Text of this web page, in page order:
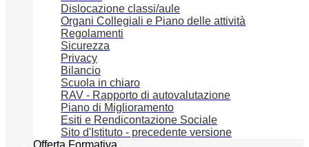
Dislocazione classi/aule
Organi Collegiali e Piano delle attività
Regolamenti
Sicurezza
Privacy
Bilancio
Scuola in chiaro
RAV - Rapporto di autovalutazione
Piano di Miglioramento
Esiti e Rendicontazione Sociale
Sito d'Istituto - precedente versione